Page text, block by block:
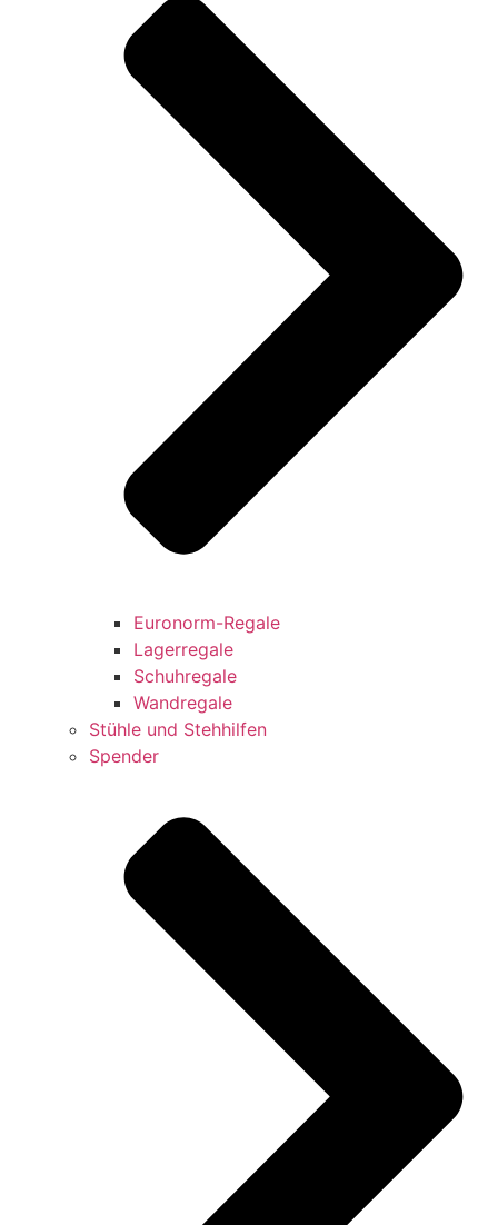
Euronorm-Regale
Lagerregale
Schuhregale
Wandregale
Stühle und Stehhilfen
Spender